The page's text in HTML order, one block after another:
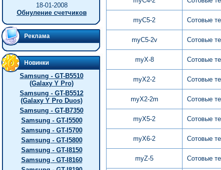
18-01-2008
Обнуление счетчиков
Реклама
Новинки
Samsung - GT-B5510
(Galaxy Y Pro)
Samsung - GT-B5512
(Galaxy Y Pro Duos)
Samsung - GT-B7350
Samsung - GT-I5500
Samsung - GT-I5700
Samsung - GT-I5800
Samsung - GT-I8150
Samsung - GT-I8160
myC5-2 Сотовые
myC5-2v Сотовые
myX-8 Сотовые
myX2-2 Сотовые
myX2-2m Сотовые
myX5-2 Сотовые
myX6-2 Сотовые
myZ-5 Сотовые